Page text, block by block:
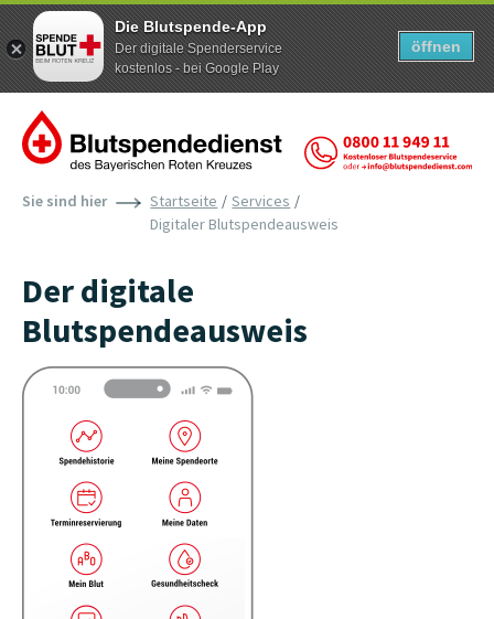
Die Blutspende-App
Der digitale Spenderservice
kostenlos - bei Google Play
öffnen
Zum Inhalt der Seite springen
Sie sind hier Startseite
Services
Digitaler Blutspendeausweis
Der digitale
Blutspendeausweis